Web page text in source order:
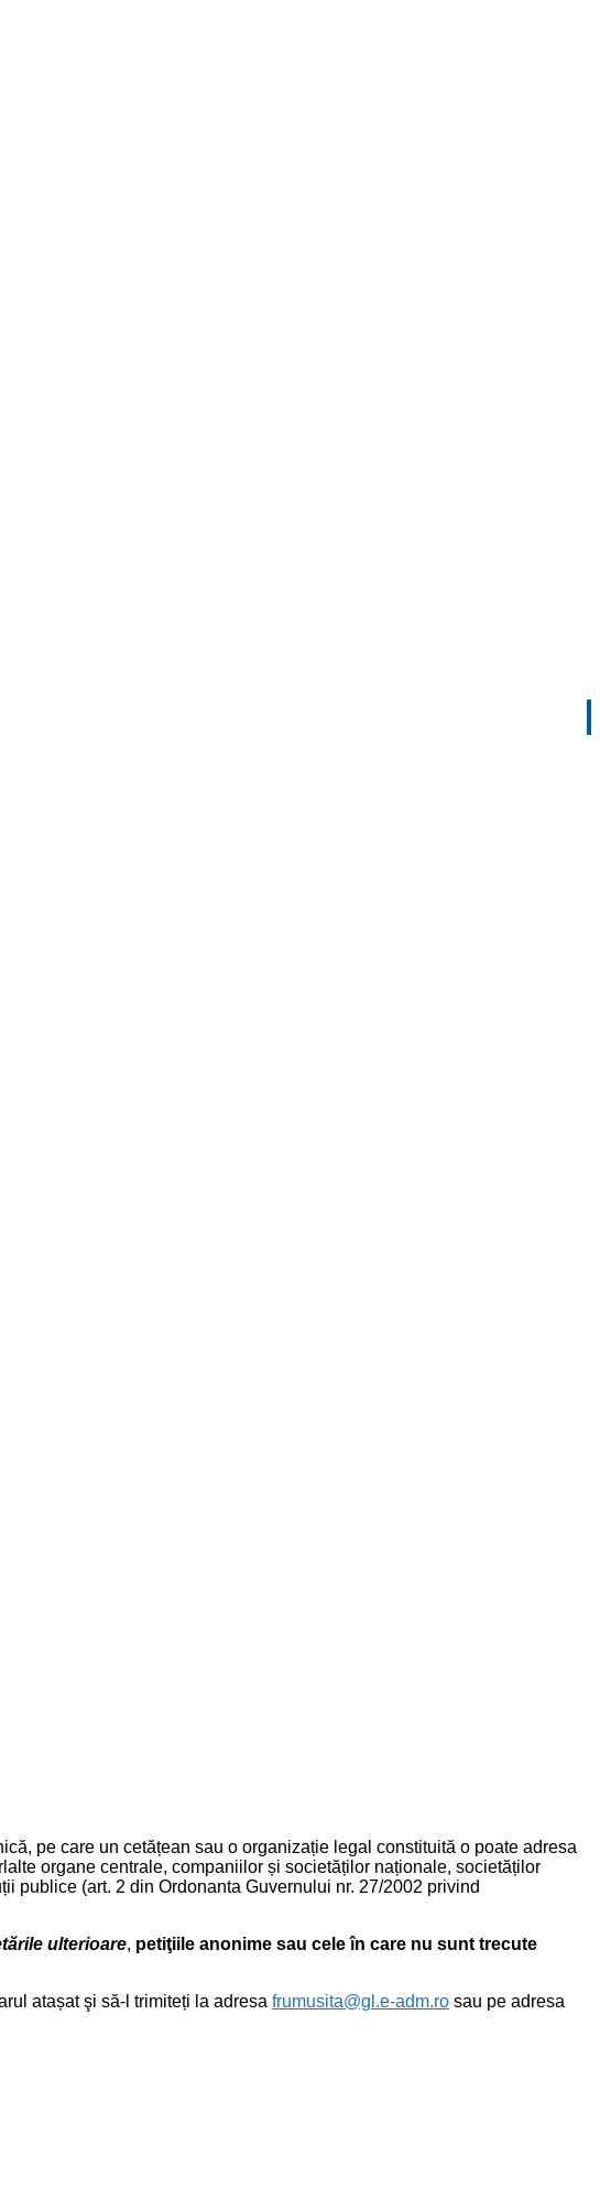
pe care un cetățean sau o organizație legal constituită o poate adresa
organe centrale, companiilor și societăților naționale, societăților
publice (art. 2 din Ordonanta Guvernului nr. 27/2002 privind
ulterioare, petiţiile anonime sau cele în care nu sunt trecute
atașat şi să-l trimiteți la adresa frumusita@gl.e-adm.ro sau pe adresa